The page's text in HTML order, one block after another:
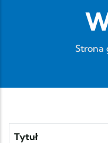
Strona
Tytuł